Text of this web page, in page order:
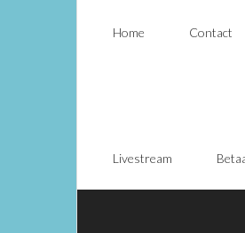
Home Contact
Livestream